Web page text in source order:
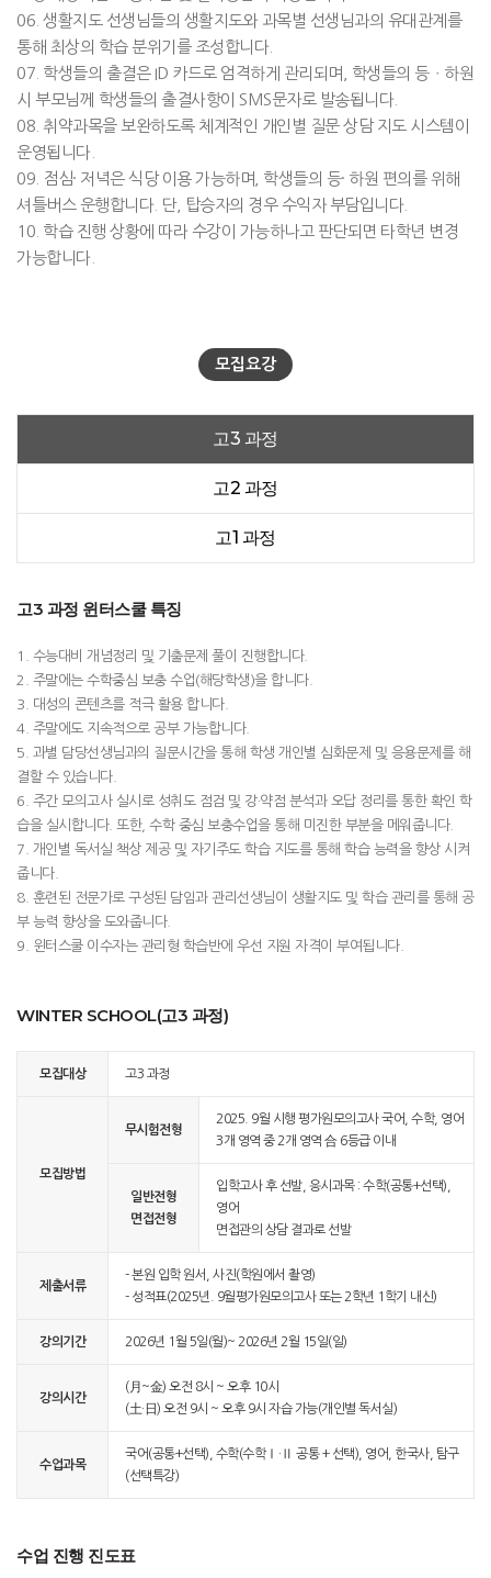
06. 생활지도 선생님들의 생활지도와 과목별 선생님과의 유대관계를
통해 최상의 학습 분위기를 조성합니다.
07. 학생들의 출결은 ID 카드로 엄격하게 관리되며, 학생들의 등ㆍ하원
시 부모님께 학생들의 출결사항이 SMS문자로 발송됩니다.
08. 취약과목을 보완하도록 체계적인 개인별 질문 상담 지도 시스템이
운영됩니다.
09. 점심· 저녁은 식당 이용 가능하며, 학생들의 등· 하원 편의를 위해
셔틀버스 운행합니다. 단, 탑승자의 경우 수익자 부담입니다.
10. 학습 진행 상황에 따라 수강이 가능하나고 판단되면 타학년 변경
가능합니다.
모집요강
고3 과정
고2 과정
고1 과정
고3 과정 윈터스쿨 특징
1. 수능대비 개념정리 및 기출문제 풀이 진행합니다.
2. 주말에는 수학중심 보충 수업(해당학생)을 합니다.
3. 대성의 콘텐츠를 적극 활용 합니다.
4. 주말에도 지속적으로 공부 가능합니다.
5. 과별 담당선생님과의 질문시간을 통해 학생 개인별 심화문제 및 응용문제를 해
결할 수 있습니다.
6. 주간 모의고사 실시로 성취도 점검 및 강·약점 분석과 오답 정리를 통한 확인 학
습을 실시합니다. 또한, 수학 중심 보충수업을 통해 미진한 부분을 메워줍니다.
7. 개인별 독서실 책상 제공 및 자기주도 학습 지도를 통해 학습 능력을 향상 시켜
줍니다.
8. 훈련된 전문가로 구성된 담임과 관리선생님이 생활지도 및 학습 관리를 통해 공
부 능력 향상을 도와줍니다.
9. 윈터스쿨 이수자는 관리형 학습반에 우선 지원 자격이 부여됩니다.
WINTER SCHOOL(고3 과정)
모집대상 고3 과정
모집방법
무시험전형
2025. 9월 시행 평가원모의고사 국어, 수학, 영어
3개 영역 중 2개 영역 合 6등급 이내
일반전형
면접전형
입학고사 후 선발, 응시과목 : 수학(공통+선택),
영어
면접관의 상담 결과로 선발
제출서류
- 본원 입학 원서, 사진(학원에서 촬영)
- 성적표(2025년. 9월평가원모의고사 또는 2학년 1학기 내신)
강의기간 2026년 1월 5일(월)~ 2026년 2월 15일(일)
강의시간
(月~金) 오전 8시 ~ 오후 10시
(土·日) 오전 9시 ~ 오후 9시 자습 가능(개인별 독서실)
수업과목
국어(공통+선택), 수학(수학Ⅰ·Ⅱ 공통 + 선택), 영어, 한국사, 탐구
(선택특강)
수업 진행 진도표